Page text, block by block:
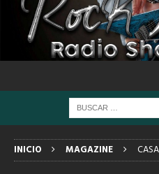
INICIO MAGAZINE